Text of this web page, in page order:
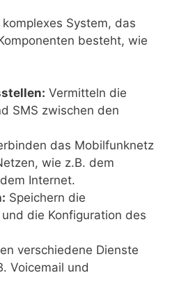
System, das
besteht, wie
Vermitteln die
SMS zwischen den
das Mobilfunknetz
wie z.B. dem
Internet.
Speichern die
die Konfiguration des
verschiedene Dienste
Voicemail und